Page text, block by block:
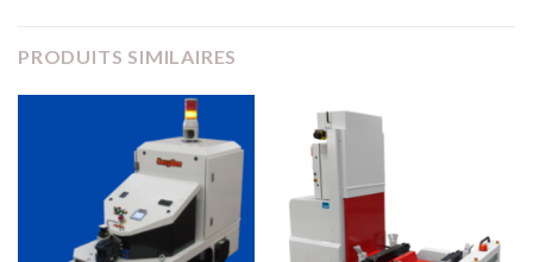
PRODUITS SIMILAIRES